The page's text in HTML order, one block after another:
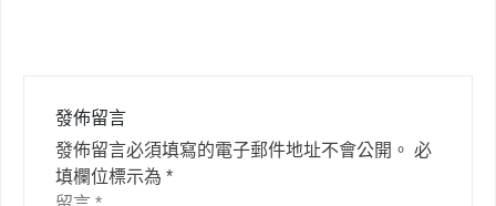
發佈留言
發佈留言必須填寫的電子郵件地址不會公開。 必
填欄位標示為 *